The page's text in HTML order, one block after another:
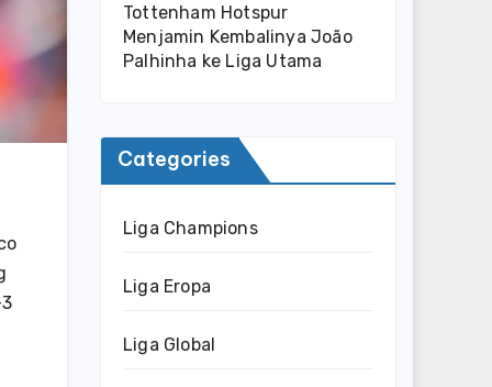
Tottenham Hotspur
Menjamin Kembalinya João
Palhinha ke Liga Utama
Categories
Liga Champions
Liga Eropa
Liga Global